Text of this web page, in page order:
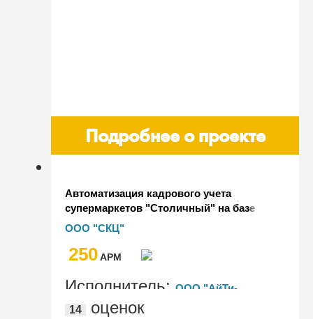
Подробнее о проекте
Автоматизация кадрового учета
супермаркетов "Столичный" на базе
"1С:Зарплата и управление персоналом
ООО "СКЦ"
250AРМ
Исполнитель: ООО "АйТи-
Профи"
14 оценок